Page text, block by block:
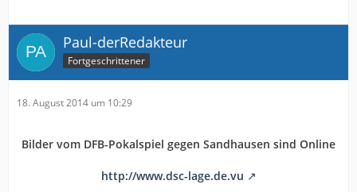
Paul-derRedakteur
Fortgeschrittener
18. August 2014 um 10:29
Bilder vom DFB-Pokalspiel gegen Sandhausen sind Online
http://www.dsc-lage.de.vu